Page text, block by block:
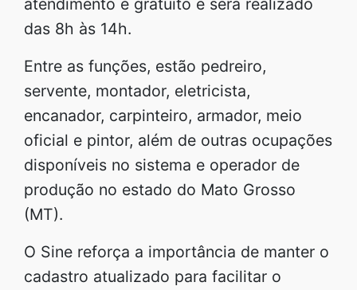
atendimento é gratuito e será realizado
das 8h às 14h.
Entre as funções, estão pedreiro,
servente, montador, eletricista,
encanador, carpinteiro, armador, meio
oficial e pintor, além de outras ocupações
disponíveis no sistema e operador de
produção no estado do Mato Grosso
(MT).
O Sine reforça a importância de manter o
cadastro atualizado para facilitar o